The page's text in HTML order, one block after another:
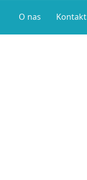
O nas Kontakt